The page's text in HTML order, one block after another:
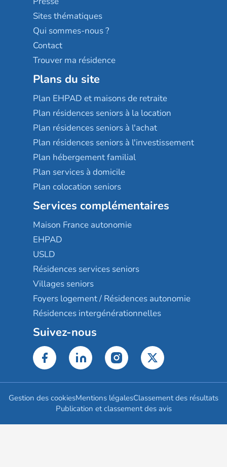
Résidences services Villa Médicis
Sites thématiques
Qui sommes-nous ?
Contact
Trouver ma résidence
Plans du site
Plan EHPAD et maisons de retraite
Plan résidences seniors à la location
Plan résidences seniors à l'achat
Plan résidences seniors à l'investissement
Plan hébergement familial
Plan services à domicile
Plan colocation seniors
Services complémentaires
Maison France autonomie
EHPAD
USLD
Résidences services seniors
Villages seniors
Foyers logement / Résidences autonomie
Résidences intergénérationnelles
Suivez-nous
Gestion des cookiesMentions légalesClassement des résultats
Publication et classement des avis